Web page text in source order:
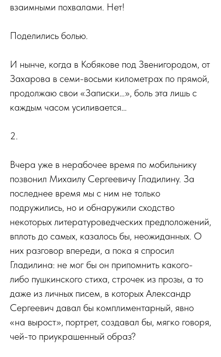
взаимными похвалами. Нет!
Поделились болью.
И нынче, когда в Кобякове под Звенигородом, от
Захарова в семи-восьми километрах по прямой,
продолжаю свои «Записки…», боль эта лишь с
каждым часом усиливается…
2.
Вчера уже в нерабочее время по мобильнику
позвонил Михаилу Сергеевичу Гладилину. За
последнее время мы с ним не только
подружились, но и обнаружили сходство
некоторых литературоведческих предположений,
вплоть до самых, казалось бы, неожиданных. О
них разговор впереди, а пока я спросил
Гладилина: не мог бы он припомнить какого-
либо пушкинского стиха, строчек из прозы, а то
даже из личных писем, в которых Александр
Сергеевич давал бы комплиментарный, явно
«на вырост», портрет, создавал бы, мягко говоря,
чей-то приукрашенный образ?